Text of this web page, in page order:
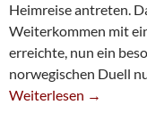
Heimreise antreten.
Weiterkommen mit
erreichte, nun ein
norwegischen Duell
Weltcup-Aus Für
Weiterlesen →